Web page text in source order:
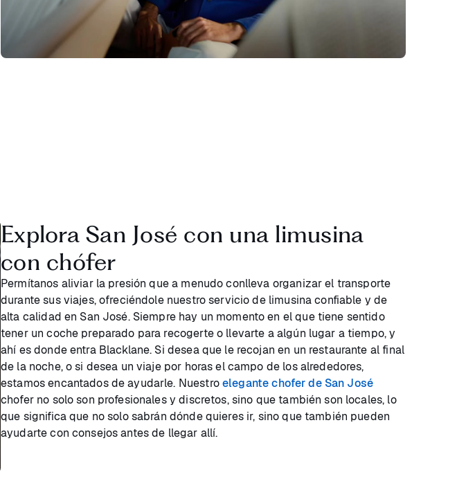
Explora San José con una limusina
con chófer
Permítanos aliviar la presión que a menudo conlleva organizar el transporte
durante sus viajes, ofreciéndole nuestro servicio de limusina confiable y de
alta calidad en San José. Siempre hay un momento en el que tiene sentido
tener un coche preparado para recogerte o llevarte a algún lugar a tiempo, y
ahí es donde entra Blacklane. Si desea que le recojan en un restaurante al final
de la noche, o si desea un viaje por horas el campo de los alrededores,
estamos encantados de ayudarle. Nuestroelegante chofer de San José
chofer no solo son profesionales y discretos, sino que también son locales, lo
que significa que no solo sabrán dónde quieres ir, sino que también pueden
ayudarte con consejos antes de llegar allí.